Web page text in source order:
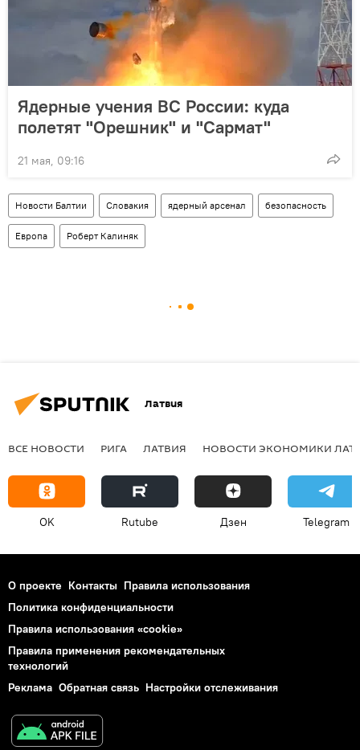
Ядерные учения ВС России: куда
полетят "Орешник" и "Сармат"
21 мая, 09:16
Новости Балтии Словакия ядерный арсенал безопасность
Европа Роберт Калиняк
Латвия
ВСЕ НОВОСТИ РИГА ЛАТВИЯ НОВОСТИ ЭКОНОМИКИ
OK Rutube Дзен Telegram
О проекте Контакты Правила использования
Политика конфиденциальности
Правила использования «cookie»
Правила применения рекомендательных
технологий
Реклама Обратная связь Настройки отслеживания